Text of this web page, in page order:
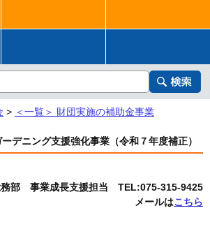
> ＜一覧＞ 財団実施の補助金事業
デニング支援強化事業（令和７年度補正）
務部 事業成長支援担当 TEL:075-315-9425
メールはこちら